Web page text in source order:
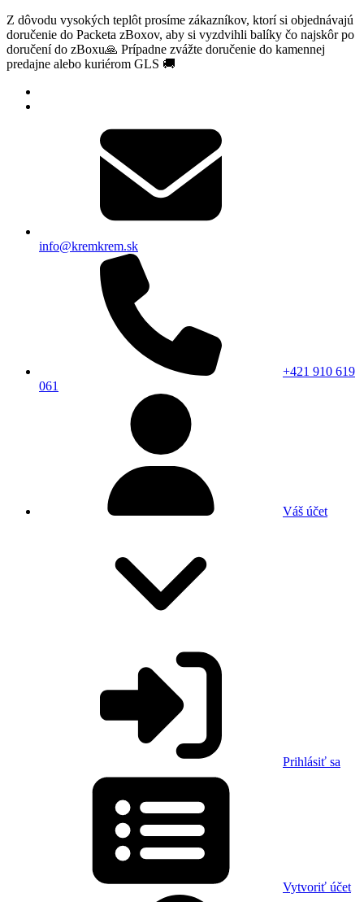
Z dôvodu vysokých teplôt prosíme zákazníkov, ktorí si objednávajú
doručenie do Packeta zBoxov, aby si vyzdvihli balíky čo najskôr po
doručení do zBoxu🙏 Prípadne zvážte doručenie do kamennej
predajne alebo kuriérom GLS 🚚
info@kremkrem.sk
+421 910 619
061
Váš účet
Prihlásiť sa
Vytvoriť účet